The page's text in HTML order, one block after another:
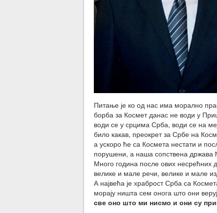
Питање је ко од нас има морално
борба за Космет данас не води у
води се у срцима Срба, води се на
било какав, преокрет за Србе на
а ускоро ће са Космета нестати и
порушени, а наша сопствена држава
Много година после ових несрећних
велике и мале речи, велике и мале
А највећа је храброст Срба са
морају ништа сем онога што они
све оно што ми нисмо и они су